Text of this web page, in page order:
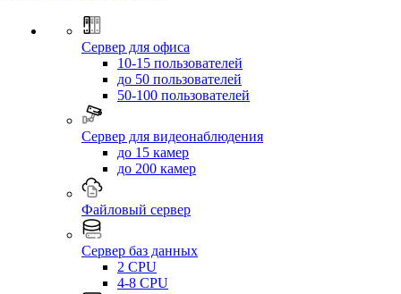
Сервер для офиса
10-15 пользователей
до 50 пользователей
50-100 пользователей
Сервер для видеонаблюдения
до 15 камер
до 200 камер
Файловый сервер
Сервер баз данных
2 CPU
4-8 CPU